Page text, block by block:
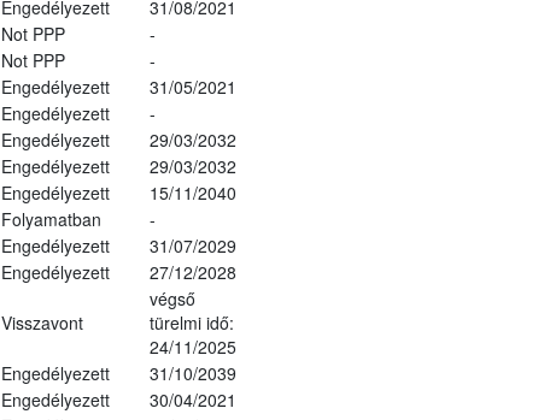
Engedélyezett
31/08/2021
Not PPP
-
Not PPP
-
Engedélyezett
31/05/2021
Engedélyezett
-
Engedélyezett
29/03/2032
Engedélyezett
29/03/2032
Engedélyezett
15/11/2040
Folyamatban
-
Engedélyezett
31/07/2029
Engedélyezett 27/12/2028
Visszavont
végső
türelmi idő:
24/11/2025
Engedélyezett
31/10/2039
Engedélyezett
30/04/2021